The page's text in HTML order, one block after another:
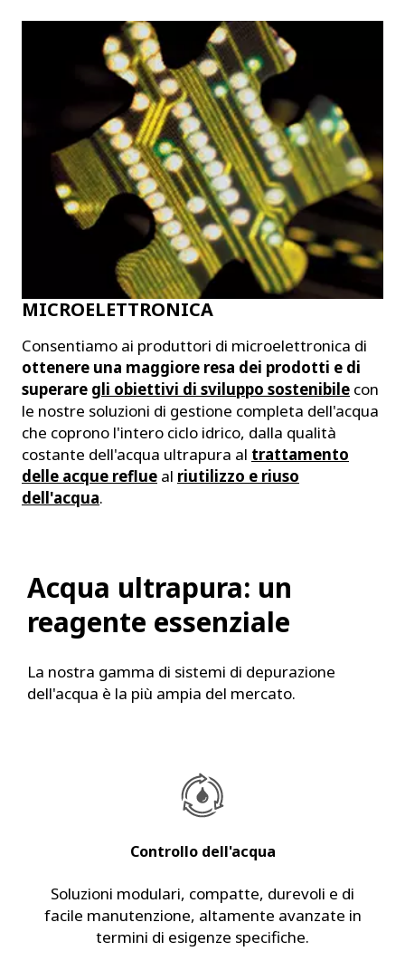
MICROELETTRONICA
Consentiamo ai produttori di microelettronica di
ottenere una maggiore resa dei prodotti e di
superare gli obiettivi di sviluppo sostenibile con
le nostre soluzioni di gestione completa dell'acqua
che coprono l'intero ciclo idrico, dalla qualità
costante dell'acqua ultrapura al trattamento
delle acque reflue al riutilizzo e riuso
dell'acqua.
Acqua ultrapura: un
reagente essenziale
La nostra gamma di sistemi di depurazione
dell'acqua è la più ampia del mercato.
Controllo dell'acqua
Soluzioni modulari, compatte, durevoli e di
facile manutenzione, altamente avanzate in
termini di esigenze specifiche.